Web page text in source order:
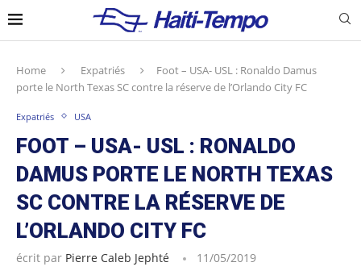
Home Expatriés
Foot – USA- USL : Ronaldo Damus
porte le North Texas SC contre la réserve de l’Orlando City FC
Expatriés USA
FOOT – USA- USL : RONALDO
DAMUS PORTE LE NORTH TEXAS
SC CONTRE LA RÉSERVE DE
L’ORLANDO CITY FC
écrit par Pierre Caleb Jephté 11/05/2019